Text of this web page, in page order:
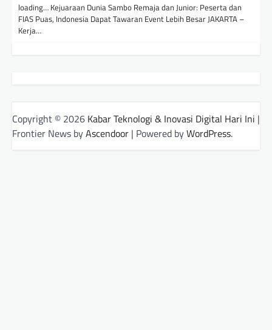
loading… Kejuaraan Dunia Sambo Remaja dan Junior: Peserta dan
FIAS Puas, Indonesia Dapat Tawaran Event Lebih Besar JAKARTA –
Kerja…
Copyright © 2026 Kabar Teknologi & Inovasi Digital Hari Ini |
Frontier News byAscendoor | Powered byWordPress.